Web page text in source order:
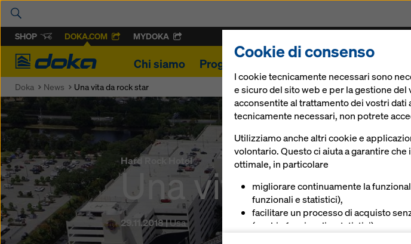
SHOP DOKA.COM MYDOKA
Doka
Chi siamo Progetti
Doka News Una vita da rock star
Hard Rock Hotel
Una vita da rock
29.11.2018 |Usa
Cookie di consenso
I cookie tecnicamente necessari sono
e sicuro del sito web e per la gestione del
acconsentite al trattamento dei vostri
tecnicamente necessari, non potrete
Utilizziamo anche altri cookie e
volontario. Questo ci aiuta a garantire
ottimale, in particolare
migliorare continuamente la
funzionali e statistici),
facilitare un processo di acquisto
(cookie funzionali e statistici),